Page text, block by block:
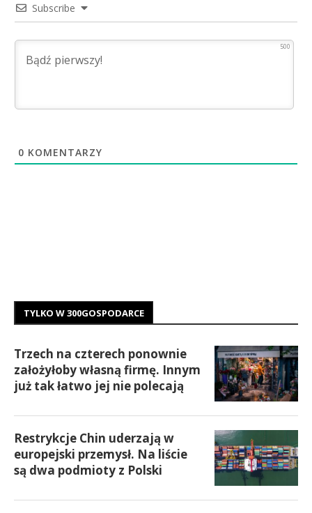
Subscribe
500
0 KOMENTARZY
TYLKO W 300GOSPODARCE
Trzech na czterech ponownie
założyłoby własną firmę. Innym
już tak łatwo jej nie polecają
Restrykcje Chin uderzają w
europejski przemysł. Na liście
są dwa podmioty z Polski